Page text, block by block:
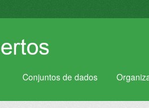
Conjuntos de dados